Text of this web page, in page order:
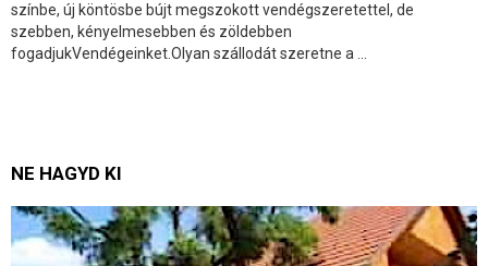
színbe, új köntösbe bújt megszokott vendégszeretettel, de
szebben, kényelmesebben és zöldebben
fogadjukVendégeinket.Olyan szállodát szeretne a ...
NE HAGYD KI